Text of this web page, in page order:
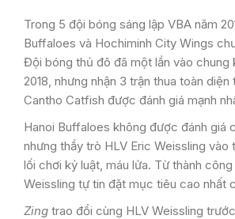
Trong 5 đội bóng sáng lập VBA năm
Buffaloes và Hochiminh City Wings
Đội bóng thủ đô đã một lần vào chung
2018, nhưng nhận 3 trận thua toàn
Cantho Catfish được đánh giá mạnh
Hanoi Buffaloes không được đánh giá
nhưng thầy trò HLV Eric Weissling vào
lối chơi kỷ luật, máu lửa. Từ thành
Weissling tự tin đặt mục tiêu cao nhất
Zing trao đổi cùng HLV Weissling